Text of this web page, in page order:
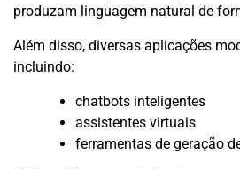
produzam linguagem natural de
Além disso, diversas aplicações
incluindo:
chatbots inteligentes
assistentes virtuais
ferramentas de geração